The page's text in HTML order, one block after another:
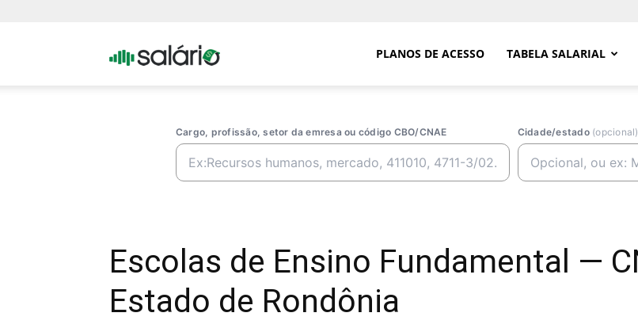
Portal PLANOS DE ACESSO TABELA SALARIAL
Cargo, profissão, setor da emresa ou código CBO/CNAE Cidade/estado (opcional)
Escolas de Ensino Fundamental —
Estado de Rondônia